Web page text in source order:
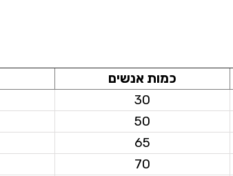
כמות אנשים
30
50
65
70